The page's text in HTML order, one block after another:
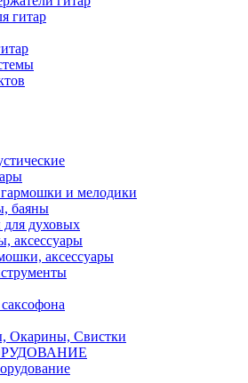
гитар
и мелодики
баяны
для духовых
аксессуары
аксессуары
Окарины, Свистки